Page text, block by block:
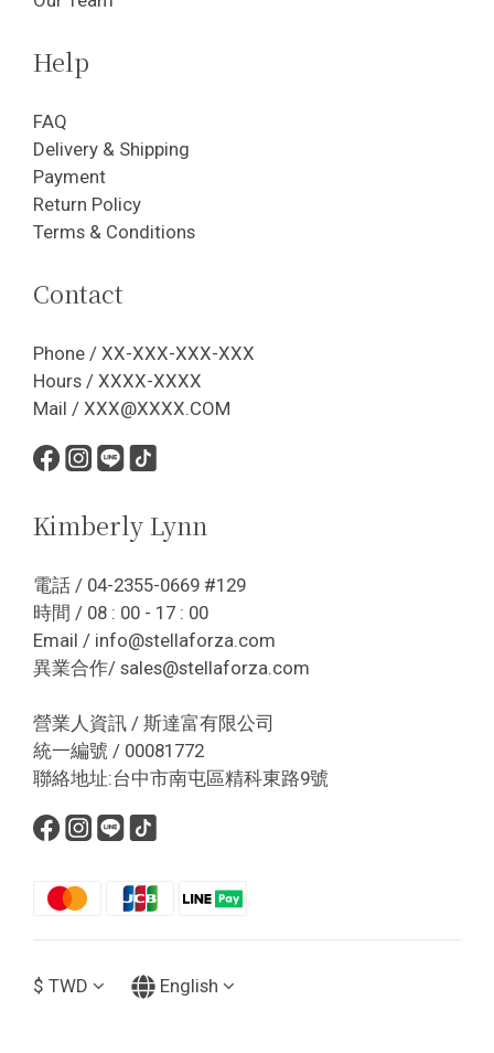
Help
FAQ
Delivery & Shipping
Payment
Return Policy
Terms & Conditions
Contact
Phone / XX-XXX-XXX-XXX
Hours / XXXX-XXXX
Mail / XXX@XXXX.COM
Kimberly Lynn
電話 / 04-2355-0669 #129
時間 / 08 : 00 - 17 : 00
Email / info@stellaforza.com
異業合作/ sales@stellaforza.com
營業人資訊 / 斯達富有限公司
統一編號 / 00081772
聯絡地址:台中市南屯區精科東路9號
$ TWD English